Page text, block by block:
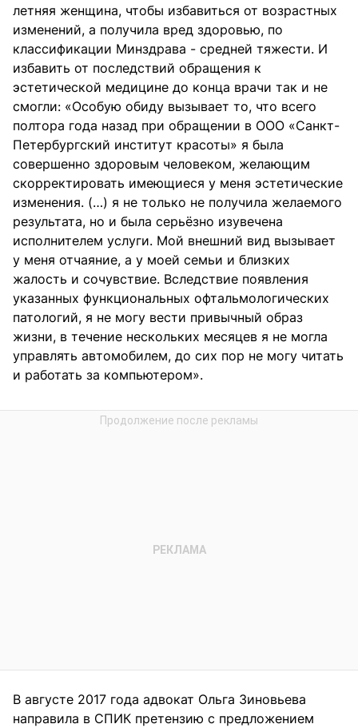
летняя женщина, чтобы избавиться от возрастных
изменений, а получила вред здоровью, по
классификации Минздрава - средней тяжести. И
избавить от последствий обращения к
эстетической медицине до конца врачи так и не
смогли: «Особую обиду вызывает то, что всего
полтора года назад при обращении в ООО «Санкт-
Петербургский институт красоты» я была
совершенно здоровым человеком, желающим
скорректировать имеющиеся у меня эстетические
изменения. (…) я не только не получила желаемого
результата, но и была серьёзно изувечена
исполнителем услуги. Мой внешний вид вызывает
у меня отчаяние, а у моей семьи и близких
жалость и сочувствие. Вследствие появления
указанных функциональных офтальмологических
патологий, я не могу вести привычный образ
жизни, в течение нескольких месяцев я не могла
управлять автомобилем, до сих пор не могу читать
и работать за компьютером».
В августе 2017 года адвокат Ольга Зиновьева
направила в СПИК претензию с предложением